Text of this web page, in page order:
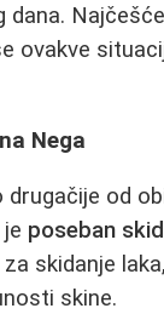
dana.
ovakve
Nega
od
poseban
skidanje
skine.